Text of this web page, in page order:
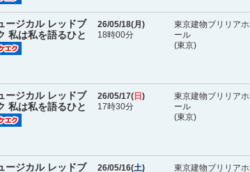
ージカル レッドブ
私は私を語るひと
26/05/18(月 )
18時00分
東京建物ブリリアホ
ール
(東京)
ージカル レッドブ
私は私を語るひと
26/05/17( 日 )
17時30分
東京建物ブリリアホ
ール
(東京)
ージカル レッドブ
26/05/16(土)
東京建物ブリリアホ